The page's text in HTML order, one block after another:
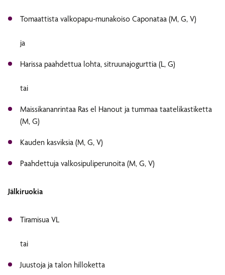
Tomaattista valkopapu-munakoiso Caponataa (M, G, V)
ja
Harissa paahdettua lohta, sitruunajogurttia (L, G)
tai
Maissikananrintaa Ras el Hanout ja tummaa taatelikastiketta
(M, G)
Kauden kasviksia (M, G, V)
Paahdettuja valkosipuliperunoita (M, G, V)
Jälkiruokia
Tiramisua VL
tai
Juustoja ja talon hilloketta